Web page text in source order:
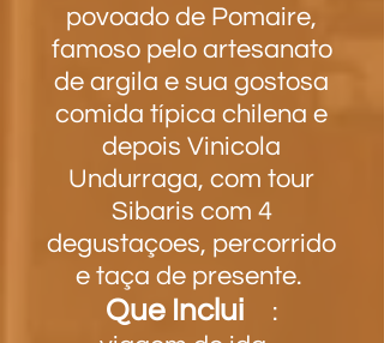
povoado de Pomaire,
famoso pelo artesanato
de argila e sua gostosa
comida típica chilena e
depois Vinicola
Undurraga, com tour
Sibaris com 4
degustaçoes, percorrido
e taça de presente.
Que Inclui
: